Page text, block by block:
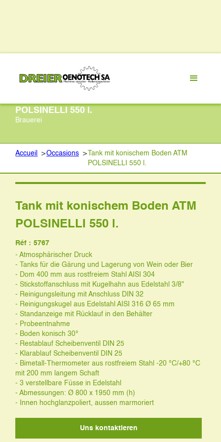
POLSINELLI 550 l.
Brauerei
Accueil >Occasions > Tank mit konischem Boden ATM
POLSINELLI 550 l.
Tank mit konischem Boden ATM
POLSINELLI 550 l.
Réf : 5767
- Atmosphärischer Druck
- Tanks für die Gärung und Lagerung von Wein oder Bier
- Dom 400 mm aus rostfreiem Stahl AISI 304
- Stickstoffanschluss mit Kugelhahn aus Edelstahl 3/8"
- Reinigungsleitung mit Anschluss DIN 32
- Reinigungskugel aus Edelstahl AISI 316 Ø 65 mm
- Standanzeige mit Rücklauf in den Behälter
- Probeentnahme
- Boden konisch 30°
- Restablauf Scheibenventil DIN 25
- Klarablauf Scheibenventil DIN 25
- Bimetall-Thermometer aus rostfreiem Stahl -20 °C/+80 °C
mit 200 mm langem Schaft
- 3 verstellbare Füsse in Edelstahl
- Abmessungen: Ø 800 x 1950 mm (h)
- Innen hochglanzpoliert, aussen marmoriert
Uns kontaktieren